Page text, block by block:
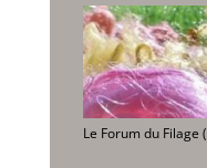
Le Forum du Filage